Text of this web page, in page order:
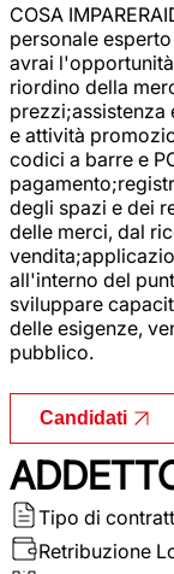
COSA
personale
avrai
riordino della
prezzi;assistenza
e attività
codici a barre e
degli spazi e dei
delle merci, dal
all'interno del
sviluppare
delle esigenze,
pubblico.
Candidati
Tipo di
Retribuzione